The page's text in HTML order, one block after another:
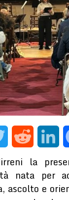
il legame con
2.0 senza sede,
sulla vera
contesto
Reddit
la
nata per
e